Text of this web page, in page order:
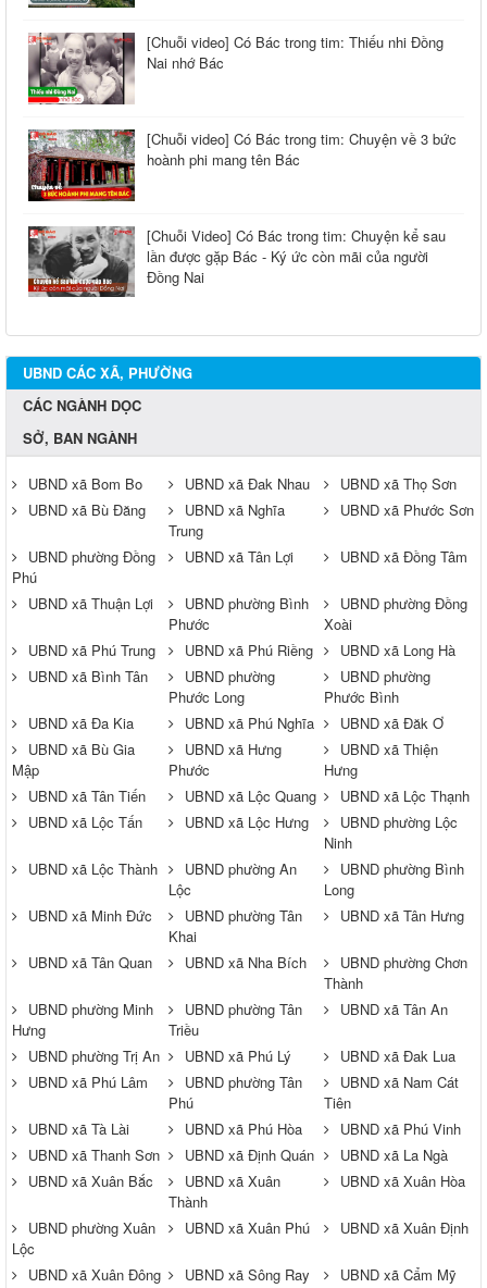
[Chuỗi video] Có Bác trong tim: Thiếu nhi Đồng
Nai nhớ Bác
[Chuỗi video] Có Bác trong tim: Chuyện về 3 bức
hoành phi mang tên Bác
[Chuỗi Video] Có Bác trong tim: Chuyện kể sau
lần được gặp Bác - Ký ức còn mãi của người
Đồng Nai
UBND CÁC XÃ, PHƯỜNG
CÁC NGÀNH DỌC
SỞ, BAN NGÀNH
UBND xã Bom Bo UBND xã Đak Nhau
UBND xã Thọ Sơn
UBND xã Bù Đăng
UBND xã Nghĩa
Trung
UBND xã Phước Sơn
UBND phường Đồng
Phú
UBND xã Tân Lợi UBND xã Đồng Tâm
UBND xã Thuận Lợi
UBND phường Bình
Phước
UBND phường Đồng
Xoài
UBND xã Phú Trung
UBND xã Phú Riềng
UBND xã Long Hà
UBND xã Bình Tân
UBND phường
Phước Long
UBND phường
Phước Bình
UBND xã Đa Kia
UBND xã Phú Nghĩa
UBND xã Đăk Ơ
UBND xã Bù Gia
Mập
UBND xã Hưng
Phước
UBND xã Thiện
Hưng
UBND xã Tân Tiến
UBND xã Lộc Quang
UBND xã Lộc Thạnh
UBND xã Lộc Tấn
UBND xã Lộc Hưng
UBND phường Lộc
Ninh
UBND xã Lộc Thành
UBND phường An
Lộc
UBND phường Bình
Long
UBND xã Minh Đức
UBND phường Tân
Khai
UBND xã Tân Hưng
UBND xã Tân Quan UBND xã Nha Bích
UBND phường Chơn
Thành
UBND phường Minh
Hưng
UBND phường Tân
Triều
UBND xã Tân An
UBND phường Trị An UBND xã Phú Lý
UBND xã Đak Lua
UBND xã Phú Lâm
UBND phường Tân
Phú
UBND xã Nam Cát
Tiên
UBND xã Tà Lài
UBND xã Phú Hòa
UBND xã Phú Vinh
UBND xã Thanh Sơn
UBND xã Định Quán
UBND xã La Ngà
UBND xã Xuân Bắc
UBND xã Xuân
Thành
UBND xã Xuân Hòa
UBND phường Xuân
Lộc
UBND xã Xuân Phú UBND xã Xuân Định
UBND xã Xuân Đông UBND xã Sông Ray UBND xã Cẩm Mỹ